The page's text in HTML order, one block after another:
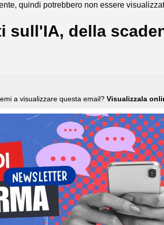
quindi potrebbero non essere
della
a visualizzare questa email? Visualizzala